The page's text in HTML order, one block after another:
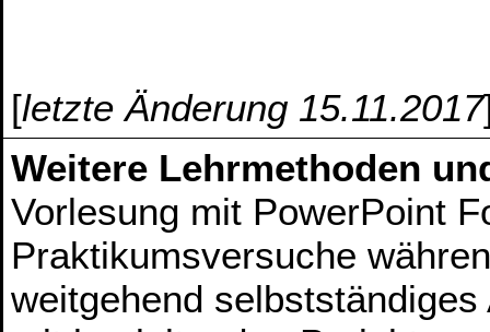
[letzte Änderung 15.11.2017
Weitere Lehrmethoden
Vorlesung mit PowerPoint
Praktikumsversuche
weitgehend